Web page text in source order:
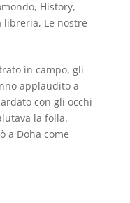
, History,
libreria, Le nostre
in campo, gli
applaudito a
con gli occhi
la folla.
a Doha come